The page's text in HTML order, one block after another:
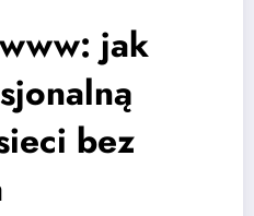
jak
bez